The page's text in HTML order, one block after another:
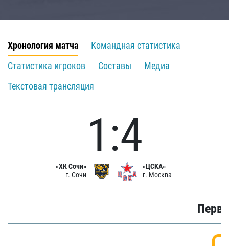
Хронология матча
Командная статистика
Статистика игроков
Составы
Медиа
Текстовая трансляция
«ХК Сочи»
г. Сочи
1:4
«ЦСКА»
г. Москва